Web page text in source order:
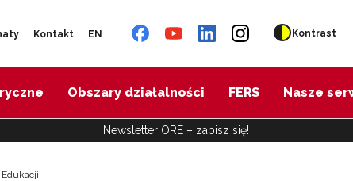
Kontakt EN Kontrast
Obszary działalności FERS Nasze
Newsletter ORE – zapisz się!